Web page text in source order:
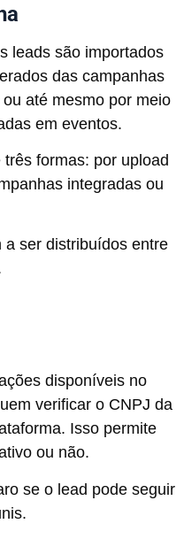
leads são importados
das campanhas
até mesmo por meio
em eventos.
formas: por upload
integradas ou
a ser distribuídos entre
disponíveis no
verificar o CNPJ da
Isso permite
ou não.
se o lead pode seguir